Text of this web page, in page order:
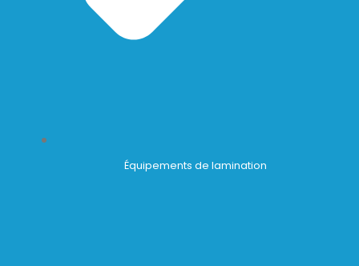
Équipements de lamination